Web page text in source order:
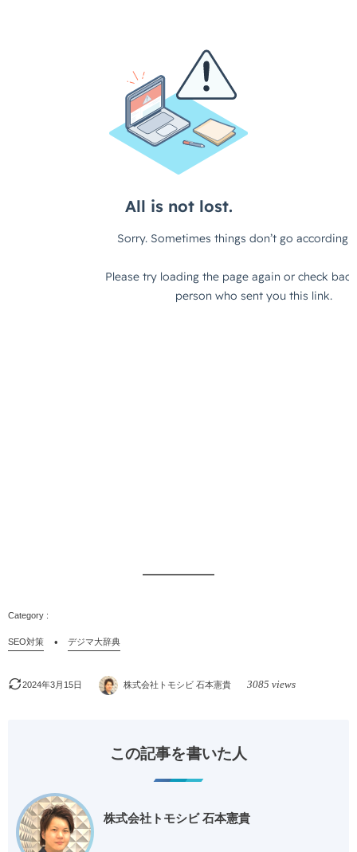
SEO対策 デジマ大辞典
2024年3月15日 株式会社トモシビ 石本憲貴 3085 views
この記事を書いた人
株式会社トモシビ 石本憲貴